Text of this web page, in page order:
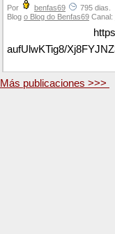
Por benfas69
795 dias.
Blog o Blog do Benfas69 Canal:
https://
aufUlwKTig8/
Más publicaciones >>>